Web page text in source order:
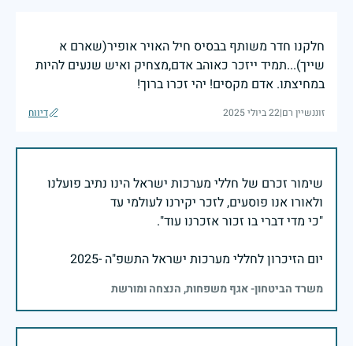
חלקנו חדר משותף בבסיס חיל האויר אופיר(שארם א
שייך)...תמיד ייזכר כאוהב אדם,מצחיק ואיש שנעים להיות
במחיצתו. אדם מקסים! יהי זכרו ברוך!
זוננשיין רם|22 ביולי 2025 דיווח
שימור זכרם של חללי מערכות ישראל הינו נתיב פועלנו
יום הזיכרון לחללי מערכות ישראל התשפ"ה -2025
משרד הביטחון- אגף משפחות, הנצחה ומורשת